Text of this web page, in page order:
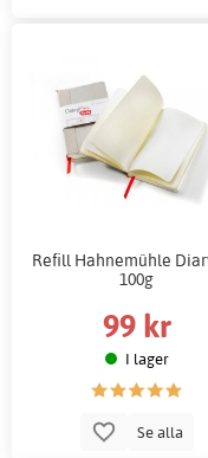
Refill Hahnemühle
100g
99 kr
I lager
Se alla